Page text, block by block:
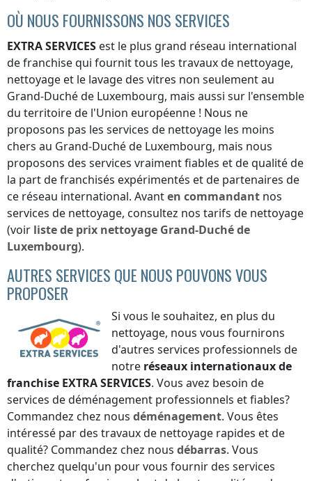
OÙ NOUS FOURNISSONS NOS SERVICES
EXTRA SERVICES est le plus grand réseau international
de franchise qui fournit tous les travaux de nettoyage,
nettoyage et le lavage des vitres non seulementau
Grand-Duché de Luxembourg, mais aussi sur l'ensemble
du territoire de l'Union européenne ! Nous ne
proposons pas les services de nettoyage les moins
chers au Grand-Duché de Luxembourg, mais nous
proposons des services vraiment fiables et de qualité de
la part de franchisés expérimentés et de partenaires de
ce réseau international. Avanten commandant nos
services de nettoyage, consultez nos tarifs de nettoyage
(voir liste de prix nettoyage Grand-Duché de
Luxembourg).
AUTRES SERVICES QUE NOUS POUVONS VOUS
PROPOSER
Si vous le souhaitez, en plus du
nettoyage, nous vous fournirons
d'autres services professionnels de
notre réseaux internationaux de
franchise EXTRA SERVICES. Vous avez besoin de
services de déménagement professionnels et fiables?
Commandez chez nous déménagement. Vous êtes
intéressé par des travaux de nettoyage rapides et de
qualité? Commandez chez nous débarras. Vous
cherchez quelqu'un pour vous fournir des services